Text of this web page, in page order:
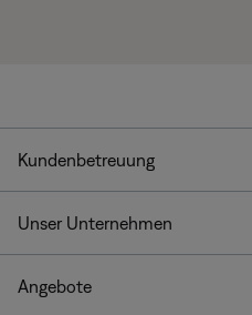
Kundenbetreuung
Unser Unternehmen
Angebote